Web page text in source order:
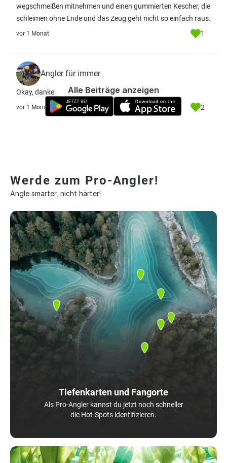
wegschmeißen mitnehmen und einen gummierten Kescher, die
schleimen ohne Ende und das Zeug geht nicht so einfach raus.
vor 1 Monat 1
Angler für immer
Okay, danke
vor 1 Monat 2
Alle Beiträge anzeigen
Werde zum Pro-Angler!
Angle smarter, nicht härter!
Tiefenkarten und Fangorte
Als Pro-Angler kannst du jetzt noch schneller
die Hot-Spots identifizieren.